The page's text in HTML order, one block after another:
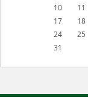
10
11
17
18
24
25
31